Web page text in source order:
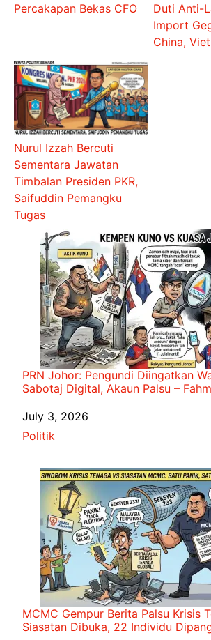
Percakapan Bekas CFO
Duti Anti-
Import
China,
Nurul Izzah Bercuti
Sementara Jawatan
Timbalan Presiden PKR,
Saifuddin Pemangku
Tugas
PRN Johor: Pengundi Diingatkan
Sabotaj Digital, Akaun Palsu –
Date
July 3, 2026
In relation to
Politik
MCMC Gempur Berita Palsu Krisis
Siasatan Dibuka, 22 Individu